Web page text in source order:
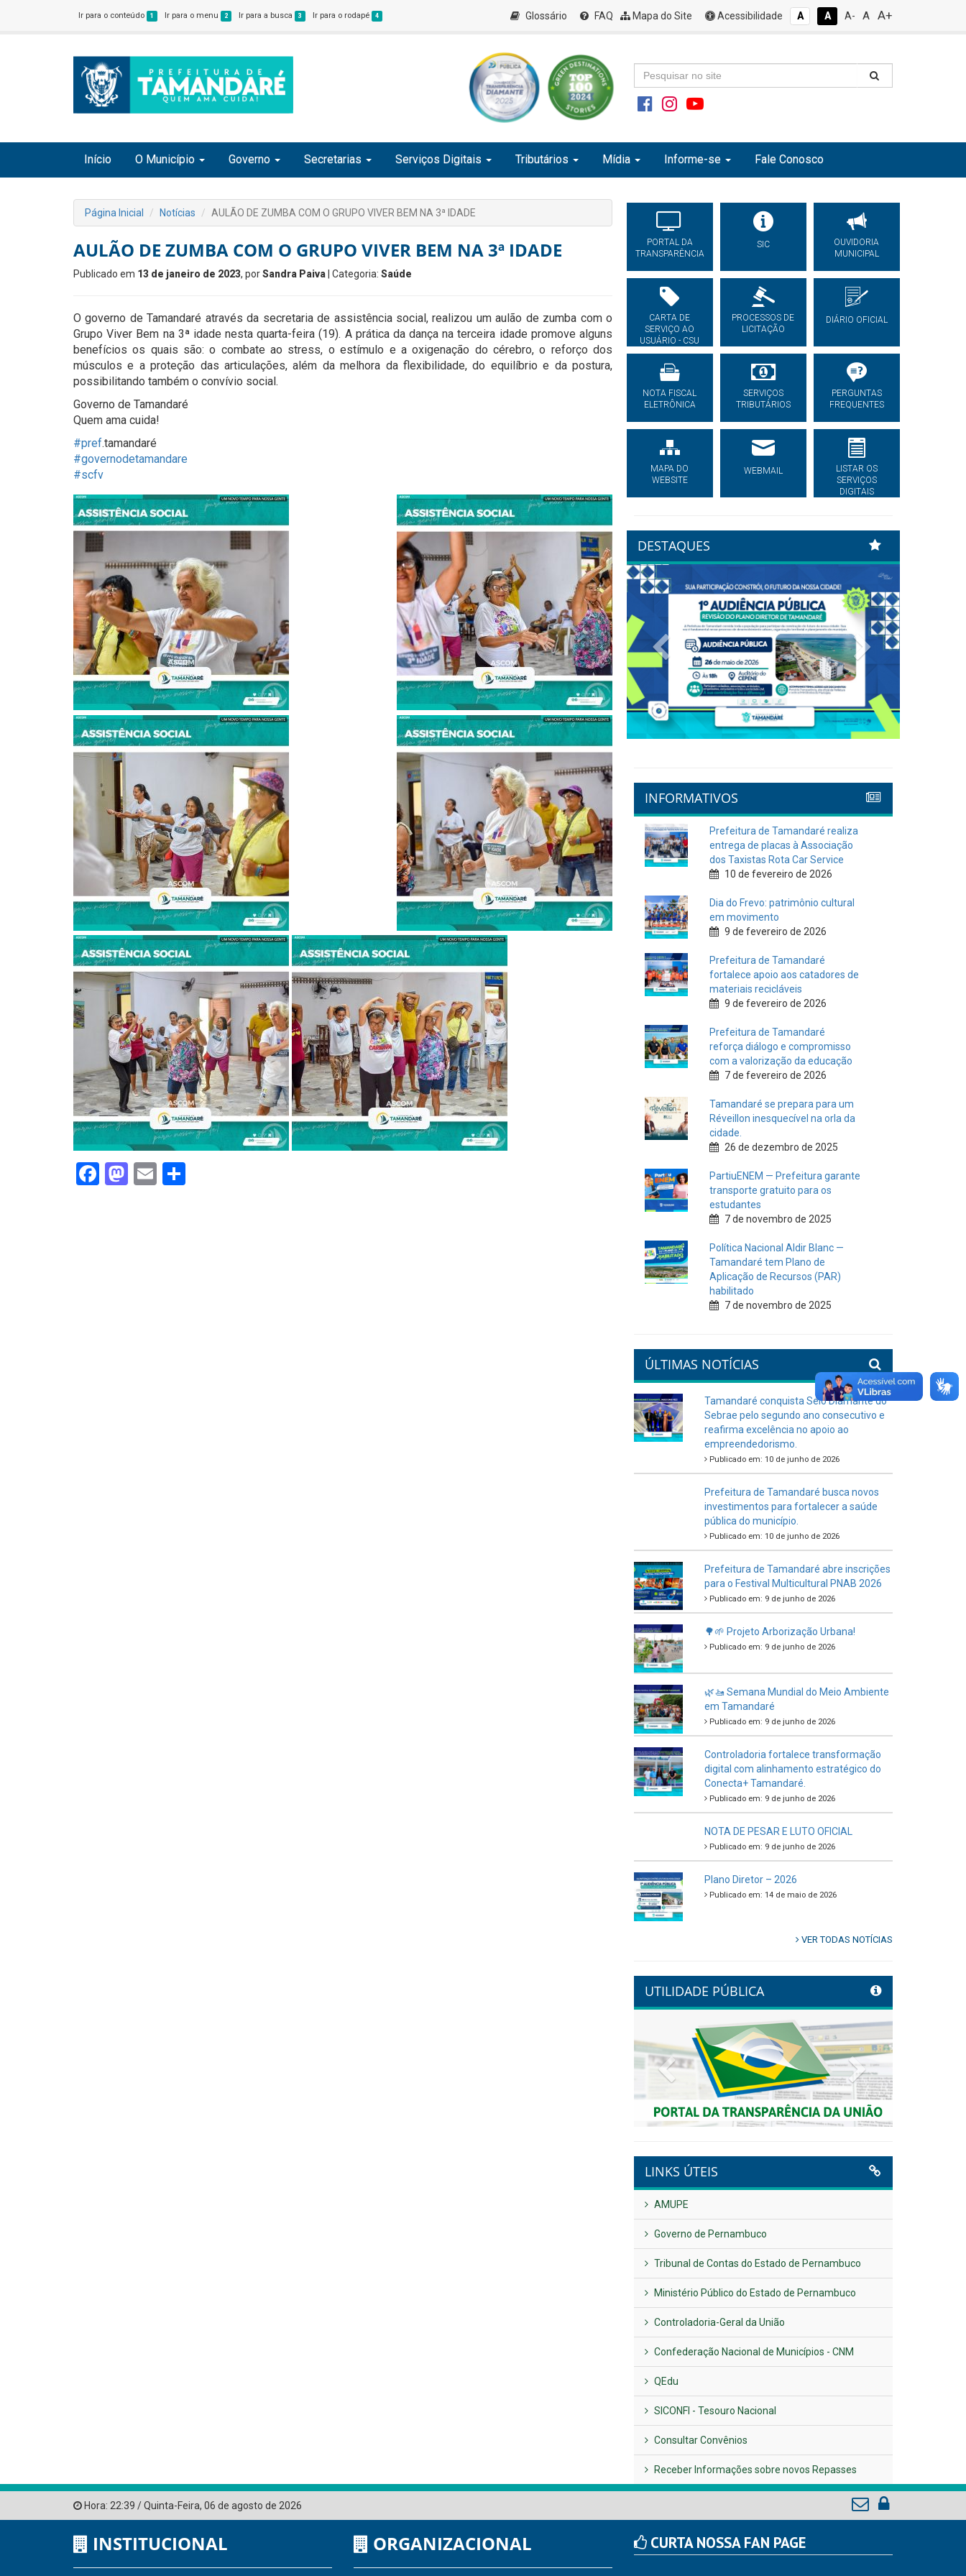
Ir para o conteúdo 1 Ir para o menu 2 Ir para a busca 3 Ir para o rodapé 4 Glossário FAQ Mapa do Site Acessibilidade A A A- A A+
Início O Município Governo Secretarias Serviços Digitais Tributários Mídia Informe-se Fale Conosco
Página Inicial Notícias AULÃO DE ZUMBA COM O GRUPO VIVER BEM NA 3ª IDADE
AULÃO DE ZUMBA COM O GRUPO VIVER BEM NA 3ª IDADE
Publicado em 13 de janeiro de 2023, porSandra Paiva | Categoria: Saúde
O governo de Tamandaré através da secretaria de assistência social, realizou um aulão de zumba com o
Grupo Viver Bem na 3ª idade nesta quarta-feira (19). A prática da dança na terceira idade promove alguns
benefícios os quais são: o combate ao stress, o estímulo e a oxigenação do cérebro, o reforço dos
músculos e a proteção das articulações, além da melhora da flexibilidade, do equilíbrio e da postura,
possibilitando também o convívio social.
Governo de Tamandaré
Quem ama cuida!
#pref.tamandaré
#governodetamandare
#scfv
Facebook
Mastodon
Email
PORTAL DA
TRANSPARÊNCIA
SIC
OUVIDORIA
MUNICIPAL
CARTA DE
SERVIÇO AO
USUÁRIO - CSU
PROCESSOS DE
LICITAÇÃO
DIÁRIO OFICIAL
NOTA FISCAL
ELETRÔNICA
SERVIÇOS
TRIBUTÁRIOS
PERGUNTAS
FREQUENTES
MAPA DO
WEBSITE
WEBMAIL
LISTAR OS
SERVIÇOS
DIGITAIS
DESTAQUES
Previous Next
INFORMATIVOS
Prefeitura de Tamandaré realiza
entrega de placas à Associação
dos Taxistas Rota Car Service
10 de fevereiro de 2026
Dia do Frevo: patrimônio cultural
em movimento
9 de fevereiro de 2026
Prefeitura de Tamandaré
fortalece apoio aos catadores de
materiais recicláveis
9 de fevereiro de 2026
Prefeitura de Tamandaré
reforça diálogo e compromisso
com a valorização da educação
7 de fevereiro de 2026
Tamandaré se prepara para um
Réveillon inesquecível na orla da
cidade.
26 de dezembro de 2025
PartiuENEM — Prefeitura garante
transporte gratuito para os
estudantes
7 de novembro de 2025
Política Nacional Aldir Blanc —
Tamandaré tem Plano de
Aplicação de Recursos (PAR)
habilitado
7 de novembro de 2025
ÚLTIMAS NOTÍCIAS
Tamandaré conquista Selo Diamante do
Sebrae pelo segundo ano consecutivo e
reafirma excelência no apoio ao
empreendedorismo.
Publicado em: 10 de junho de 2026
Prefeitura de Tamandaré busca novos
investimentos para fortalecer a saúde
pública do município.
Publicado em: 10 de junho de 2026
Prefeitura de Tamandaré abre inscrições
para o Festival Multicultural PNAB 2026
Publicado em: 9 de junho de 2026
🌳🌱 Projeto Arborização Urbana!
Publicado em: 9 de junho de 2026
🌿🚤 Semana Mundial do Meio Ambiente
em Tamandaré
Publicado em: 9 de junho de 2026
Controladoria fortalece transformação
digital com alinhamento estratégico do
Conecta+ Tamandaré.
Publicado em: 9 de junho de 2026
NOTA DE PESAR E LUTO OFICIAL
Publicado em: 9 de junho de 2026
Plano Diretor – 2026
Publicado em: 14 de maio de 2026
VER TODAS NOTÍCIAS
UTILIDADE PÚBLICA
Previous Next
LINKS ÚTEIS
AMUPE
Governo de Pernambuco
Tribunal de Contas do Estado de Pernambuco
Ministério Público do Estado de Pernambuco
Controladoria-Geral da União
Confederação Nacional de Municípios - CNM
QEdu
SICONFI - Tesouro Nacional
Consultar Convênios
Receber Informações sobre novos Repasses
Hora: 22:39 /Quinta-Feira, 06 de agosto de 2026
INSTITUCIONAL ORGANIZACIONAL CURTA NOSSA FAN PAGE